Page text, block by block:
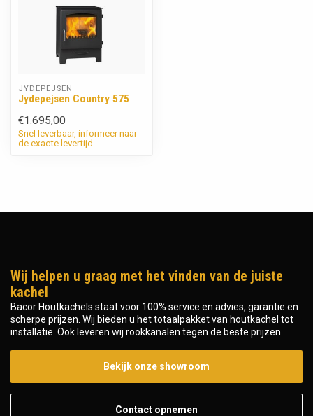
JYDEPEJSEN
Jydepejsen Country 575
€1.695,00
Snel leverbaar, informeer naar
de exacte levertijd
Wij helpen u graag met het vinden van de juiste
kachel
Bacor Houtkachels staat voor 100% service en advies, garantie en
scherpe prijzen. Wij bieden u het totaalpakket van houtkachel tot
installatie. Ook leveren wij rookkanalen tegen de beste prijzen.
Bekijk onze showroom
Contact opnemen